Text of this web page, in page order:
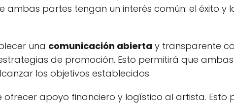
ambas partes tengan un interés común: el éxito
una comunicación abierta y transparente
de promoción. Esto permitirá que
los objetivos establecidos.
apoyo financiero y logístico al artista. Esto